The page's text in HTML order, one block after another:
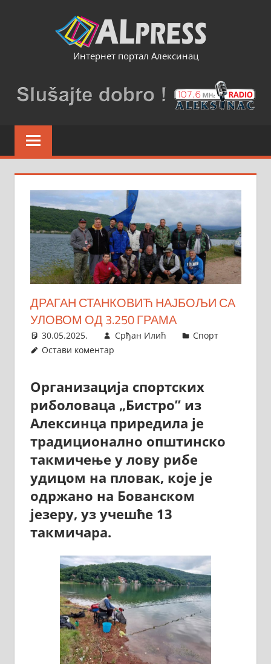
Интернет портал Алексинац
ДРАГАН СТАНКОВИЋ НАЈБОЉИ СА
УЛОВОМ ОД 3.250 ГРАМА
30.05.2025. Срђан Илић
Спорт
Остави коментар
Организација спортских
риболоваца „Бистро” из
Алексинца приредила је
традиционално општинско
такмичење у лову рибе
удицом на пловак, које је
одржано на Бованском
језеру, уз учешће 13
такмичара.